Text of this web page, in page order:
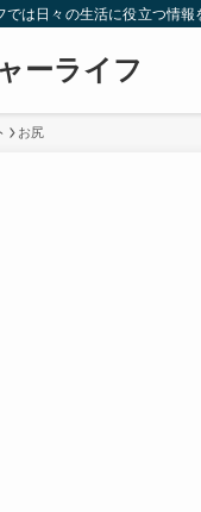
では日々の生活に役立つ情
ーライフ
お尻